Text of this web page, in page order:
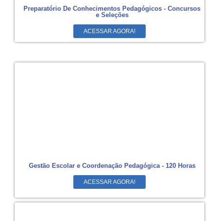
Preparatório De Conhecimentos Pedagógicos - Concursos
e Seleções
ACESSAR AGORA!
Gestão Escolar e Coordenação Pedagógica - 120 Horas
ACESSAR AGORA!